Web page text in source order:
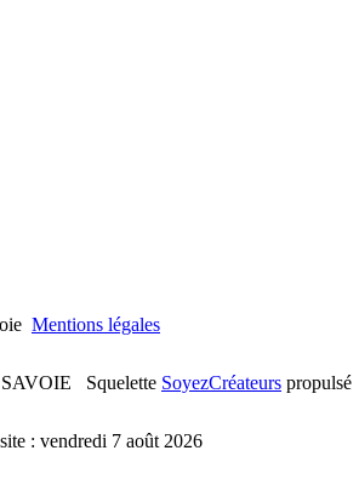
Mentions légales
Squelette SoyezCréateurs propulsé
: vendredi 7 août 2026